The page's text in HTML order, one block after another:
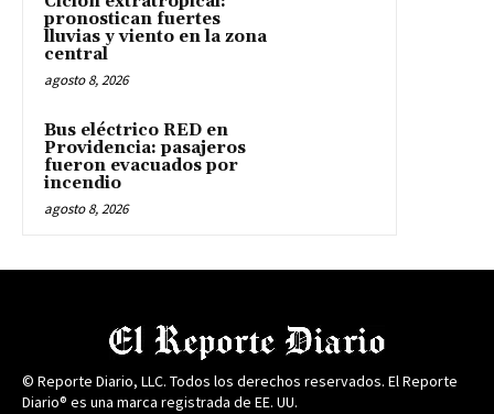
pronostican fuertes
lluvias y viento en la zona
central
agosto 8, 2026
Bus eléctrico RED en
Providencia: pasajeros
fueron evacuados por
incendio
agosto 8, 2026
© Reporte Diario, LLC. Todos los derechos reservados. El Reporte
Diario® es una marca registrada de EE. UU.